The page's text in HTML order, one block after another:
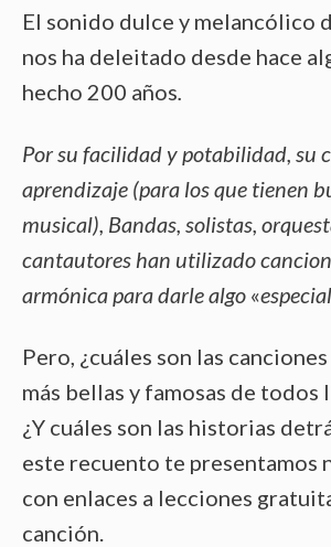
El sonido dulce y melancólico
nos ha deleitado desde hace
hecho 200 años.
Por su facilidad y potabilidad, su
aprendizaje (para los que tienen
musical), Bandas, solistas,
cantautores han utilizado
armónica para darle algo «especial
Pero, ¿cuáles son las canciones
más bellas y famosas de todos
¿Y cuáles son las historias
este recuento te presentamos
con enlaces a lecciones
canción.